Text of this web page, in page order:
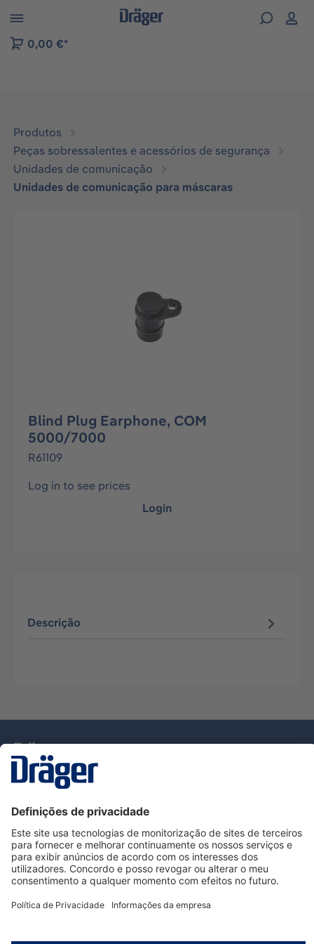
to B2B platform navigation
0,00 €*
Produtos
Peças sobressalentes e acessórios de segurança
Unidades de comunicação
Unidades de comunicação para máscaras
Blind Plug Earphone, COM
5000/7000
R61109
Log in to see prices
Login
Descrição
Serviço de Apoio ao Cliente Dräger
Utilização da loja
Informações